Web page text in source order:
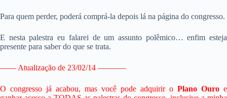
Para quem perder, poderá comprá-la depois lá na página do congresso.
E nesta palestra eu falarei de um assunto polêmico… enfim esteja
presente para saber do que se trata.
—— Atualização de 23/02/14 ———–
O congresso já acabou, mas você pode adquirir o Plano Ouro e